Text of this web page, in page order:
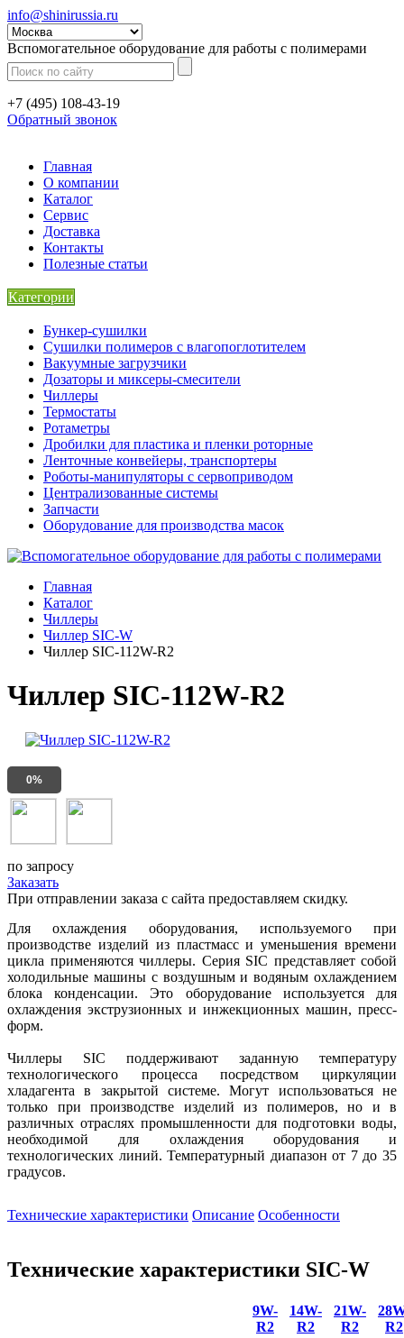
info@shinirussia.ru
Вспомогательное оборудование для работы с полимерами
+7 (495) 108-43-19
Обратный звонок
Главная
О компании
Каталог
Сервис
Доставка
Контакты
Полезные статьи
Категории
Бункер-сушилки
Сушилки полимеров с влагопоглотителем
Вакуумные загрузчики
Дозаторы и миксеры-смесители
Чиллеры
Термостаты
Ротаметры
Дробилки для пластика и пленки роторные
Ленточные конвейеры, транспортеры
Роботы-манипуляторы с сервоприводом
Централизованные системы
Запчасти
Оборудование для производства масок
Главная
Каталог
Чиллеры
Чиллер SIC-W
Чиллер SIC-112W-R2
Чиллер SIC-112W-R2
0%
по запросу
Заказать
При отправлении заказа с сайта предоставляем скидку.
Для охлаждения оборудования, используемого при
производстве изделий из пластмасс и уменьшения времени
цикла применяются чиллеры. Серия SIC представляет собой
холодильные машины с воздушным и водяным охлаждением
блока конденсации. Это оборудование используется для
охлаждения экструзионных и инжекционных машин, пресс-
форм.
Чиллеры SIC поддерживают заданную температуру
технологического процесса посредством циркуляции
хладагента в закрытой системе. Могут использоваться не
только при производстве изделий из полимеров, но и в
различных отраслях промышленности для подготовки воды,
необходимой для охлаждения оборудования и
технологических линий. Температурный диапазон от 7 до 35
градусов.
Технические характеристики Описание Особенности
Технические характеристики SIC-W
9W-
R2
14W-
R2
21W-
R2
R2